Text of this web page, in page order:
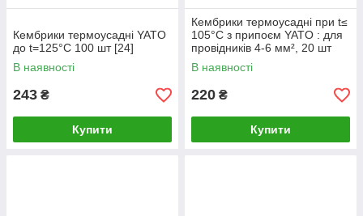
Кембрики термоусадні YATO
до t=125°C 100 шт [24]
В наявності
243 ₴
Купити
Кембрики термоусадні при t≤
105°C з припоєм YATO : для
провідників 4-6 мм², 20 шт
[5/300]
В наявності
220 ₴
Купити